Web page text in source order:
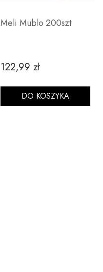
Meli Mublo 200szt
Cena
122,99 zł
DO KOSZYKA